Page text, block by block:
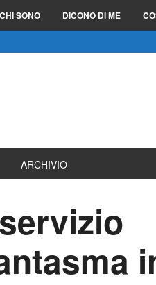
CHI SONO DICONO DI ME
ARCHIVIO